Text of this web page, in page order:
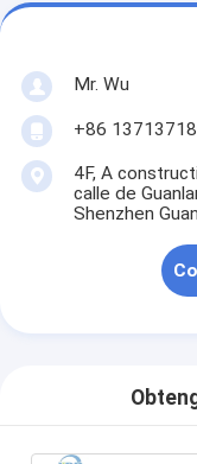
Mr. Wu
+86
4F, A
calle de
Shenzhen